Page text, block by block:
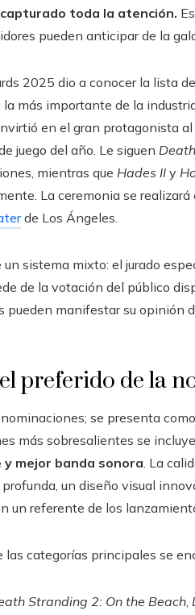
toda la atención.
pueden anticipar de la
2025 dio a conocer la lista
más importante de la
en el gran protagonista
juego del año. Le siguen
mientras que Hades II y
La ceremonia se realizará
de Los Ángeles.
sistema mixto: el jurado
de la votación del público
pueden manifestar su opinión
preferido de la
se presenta
más sobresalientes se
mejor banda sonora. La
un diseño visual
un referente de los
categorías principales se
Stranding 2: On the Beach,